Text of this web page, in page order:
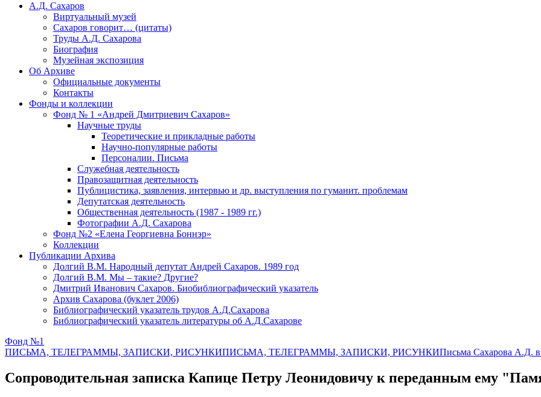
А.Д. Сахаров
Виртуальный музей
Сахаров говорит… (цитаты)
Труды А.Д. Сахарова
Биография
Музейная экспозиция
Об Архиве
Официальные документы
Контакты
Фонды и коллекции
Фонд № 1 «Андрей Дмитриевич Сахаров»
Научные труды
Теоретические и прикладные работы
Научно-популярные работы
Персоналии. Письма
Служебная деятельность
Правозащитная деятельность
Публицистика, заявления, интервью и др. выступления по гуманит. проблемам
Депутатская деятельность
Общественная деятельность (1987 - 1989 гг.)
Фотографии А.Д. Сахарова
Фонд №2 «Елена Георгиевна Боннэр»
Коллекции
Публикации Архива
Долгий В.М. Народный депутат Андрей Сахаров. 1989 год
Долгий В.М. Мы – такие? Другие?
Дмитрий Иванович Сахаров. Биобиблиографический указатель
Архив Сахарова (буклет 2006)
Библиографический указатель трудов А.Д.Сахарова
Библиографический указатель литературы об А.Д.Сахарове
Фонд №1
ПИСЬМА, ТЕЛЕГРАММЫ, ЗАПИСКИ, РИСУНКИПИСЬМА, ТЕЛЕГРАММЫ, ЗАПИСКИ, РИСУНКИПисьма Сахарова А.Д.
Сопроводительная записка Капице Петру Леонидовичу к переданным ему